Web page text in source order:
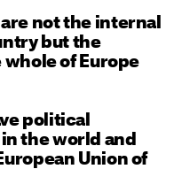
not the internal
but the
of Europe
political
the world and
Union of